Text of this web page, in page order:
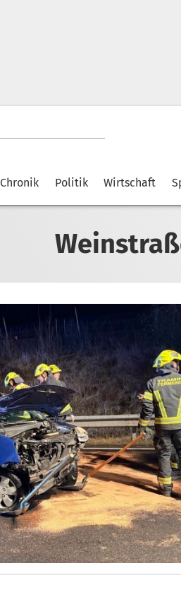
Chronik Politik Wirtschaft